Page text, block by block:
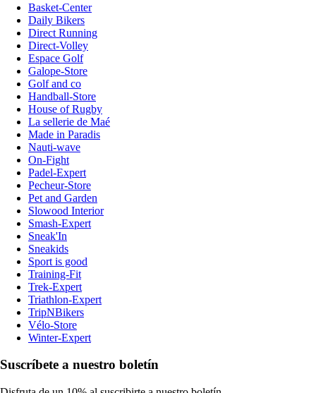
Basket-Center
Daily Bikers
Direct Running
Direct-Volley
Espace Golf
Galope-Store
Golf and co
Handball-Store
House of Rugby
La sellerie de Maé
Made in Paradis
Nauti-wave
On-Fight
Padel-Expert
Pecheur-Store
Pet and Garden
Slowood Interior
Smash-Expert
Sneak'In
Sneakids
Sport is good
Training-Fit
Trek-Expert
Triathlon-Expert
TripNBikers
Vélo-Store
Winter-Expert
Suscríbete a nuestro boletín